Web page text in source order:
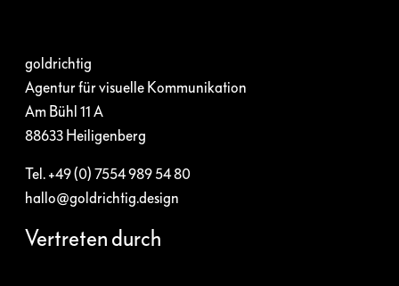
goldrichtig
Agentur für visuelle Kommunikation
Am Bühl 11 A
88633 Heiligenberg
Tel. +49 (0) 7554 989 54 80
hallo@goldrichtig.design
Vertreten durch